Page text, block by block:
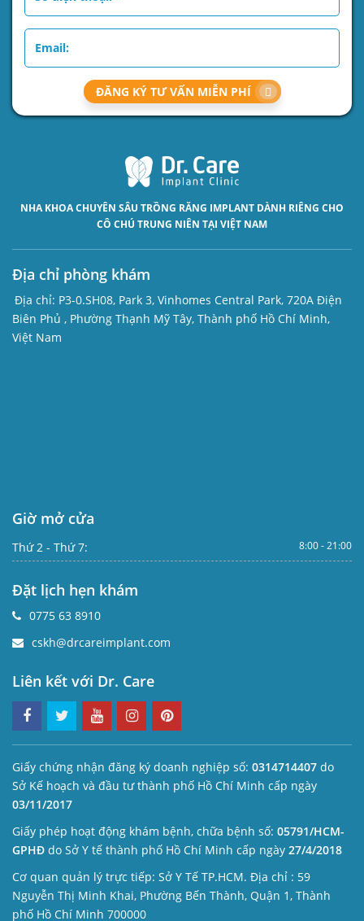
ĐĂNG KÝ TƯ VẤN MIỄN PHÍ
NHA KHOA CHUYÊN SÂU TRỒNG RĂNG IMPLANT DÀNH RIÊNG CHO
CÔ CHÚ TRUNG NIÊN TẠI VIỆT NAM
Địa chỉ phòng khám
Địa chỉ: P3-0.SH08, Park 3, Vinhomes Central Park, 720A Điện
Biên Phủ , Phường Thạnh Mỹ Tây, Thành phố Hồ Chí Minh,
Việt Nam
Giờ mở cửa
Thứ 2 - Thứ 7: 8:00 - 21:00
Đặt lịch hẹn khám
0775 63 8910
cskh@drcareimplant.com
Liên kết với Dr. Care
Giấy chứng nhận đăng ký doanh nghiệp số: 0314714407 do
Sở Kế hoạch và đầu tư thành phố Hồ Chí Minh cấp ngày
03/11/2017
Giấy phép hoạt động khám bệnh, chữa bệnh số: 05791/HCM-
GPHĐ do Sở Y tế thành phố Hồ Chí Minh cấp ngày 27/4/2018
Cơ quan quản lý trực tiếp: Sở Y Tế TP.HCM. Địa chỉ : 59
Nguyễn Thị Minh Khai, Phường Bến Thành, Quận 1, Thành
phố Hồ Chí Minh 700000